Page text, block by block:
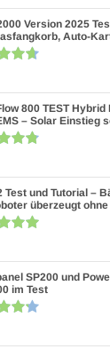
Version 2025
Auto-
800 TEST
– Solar Einstieg
Test und Tutorial –
überzeugt
SP200 und
im Test